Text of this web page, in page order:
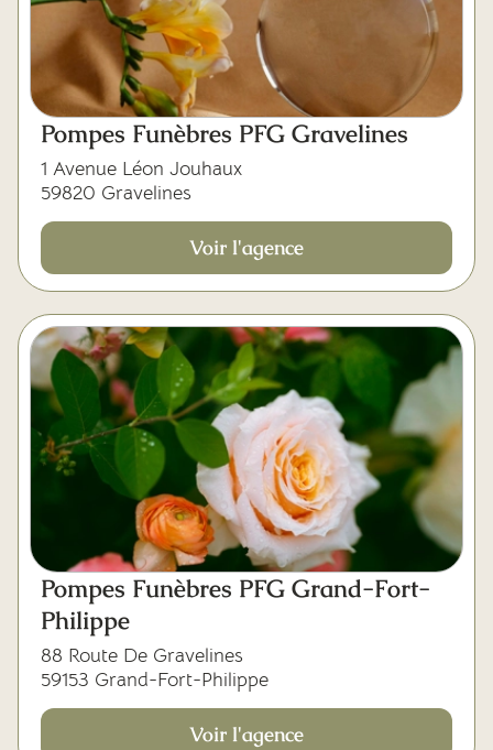
Pompes Funèbres PFG Gravelines
1 Avenue Léon Jouhaux
59820 Gravelines
Voir l'agence
Pompes Funèbres PFG Grand-Fort-
Philippe
88 Route De Gravelines
59153 Grand-Fort-Philippe
Voir l'agence